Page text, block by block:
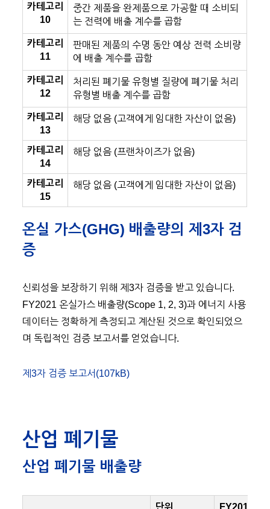
카테고리
10
중간 제품을 완제품으로 가공할 때 소비되
는 전력에 배출 계수를 곱함
카테고리
11
판매된 제품의 수명 동안 예상 전력 소비량
에 배출 계수를 곱함
카테고리
12
처리된 폐기물 유형별 질량에 폐기물 처리
유형별 배출 계수를 곱함
카테고리
13
해당 없음 (고객에게 임대한 자산이 없음)
카테고리
14
해당 없음 (프랜차이즈가 없음)
카테고리
15
해당 없음 (고객에게 임대한 자산이 없음)
온실 가스(GHG) 배출량의 제3자 검
증
신뢰성을 보장하기 위해 제3자 검증을 받고 있습니다.
FY2021 온실가스 배출량(Scope 1, 2, 3)과 에너지 사용
데이터는 정확하게 측정되고 계산된 것으로 확인되었으
며 독립적인 검증 보고서를 얻었습니다.
제3자 검증 보고서(107kB)
산업 폐기물
산업 폐기물 배출량